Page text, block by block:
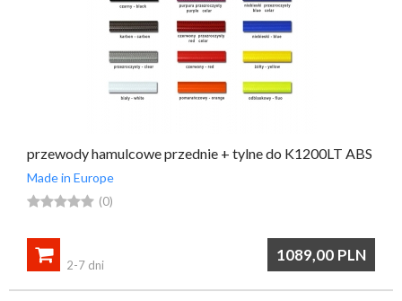
przewody hamulcowe przednie + tylne do K1200LT ABS
Made in Europe
 (0)
1089,00 PLN

2-7 dni